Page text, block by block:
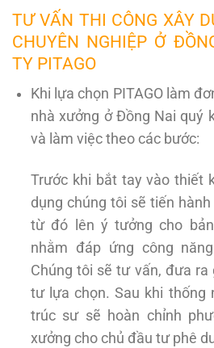
TƯ VẤN THI CÔNG XÂY
CHUYÊN NGHIỆP Ở
TY PITAGO
Khi lựa chọn PITAGO làm
nhà xưởng ở Đồng Nai quý
và làm việc theo các bước:
Trước khi bắt tay vào thiết
dụng chúng tôi sẽ tiến
từ đó lên ý tưởng cho
nhằm đáp ứng công
Chúng tôi sẽ tư vấn, đưa
tư lựa chọn. Sau khi thống
trúc sư sẽ hoàn chỉnh
xưởng cho chủ đầu tư phê